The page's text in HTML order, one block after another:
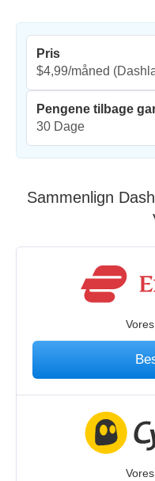
Pris
$4,99/måned
Pengene tilbage
30 Dage
Sammenlign